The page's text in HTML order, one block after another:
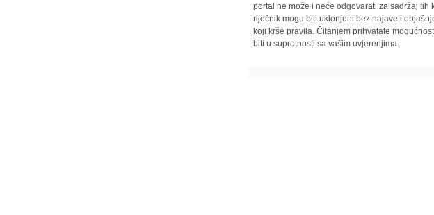
portal ne može i neće odgovarati za sadržaj
riječnik mogu biti uklonjeni bez najave i
koji krše pravila. Čitanjem prihvatate
biti u suprotnosti sa vašim uvjerenjima.